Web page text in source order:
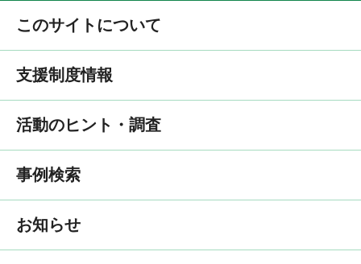
このサイトについて
支援制度情報
活動のヒント・調査
事例検索
お知らせ